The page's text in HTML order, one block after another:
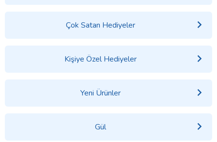
Çok Satan Hediyeler
Kişiye Özel Hediyeler
Yeni Ürünler
Gül